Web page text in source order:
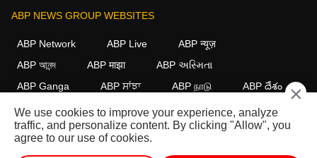
ABP NEWS GROUP WEBSITES
ABP Network ABP Live
ABP न्यूज़
ABP আনন্দ
ABP माझा
ABP અસ્મિતા
ABP Ganga
ABP ਸਾਂਝਾ ABP நாடு ABP దేశం
FOLLOW US
×
We use cookies to improve your experience, analyze
traffic, and personalize content. By clicking "Allow", you
agree to our use of cookies.